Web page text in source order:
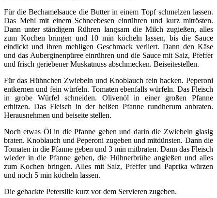
Für die Bechamelsauce die Butter in einem Topf schmelzen lassen.
Das Mehl mit einem Schneebesen einrühren und kurz mitrösten.
Dann unter ständigem Rühren langsam die Milch zugießen, alles
zum Kochen bringen und 10 min köcheln lassen, bis die Sauce
eindickt und ihren mehligen Geschmack verliert. Dann den Käse
und das Auberginenpüree einrühren und die Sauce mit Salz, Pfeffer
und frisch geriebener Muskatnuss abschmecken. Beiseitestellen.
Für das Hühnchen Zwiebeln und Knoblauch fein hacken. Peperoni
entkernen und fein würfeln. Tomaten ebenfalls würfeln. Das Fleisch
in grobe Würfel schneiden. Olivenöl in einer großen Pfanne
erhitzen. Das Fleisch in der heißen Pfanne rundherum anbraten.
Herausnehmen und beiseite stellen.
Noch etwas Öl in die Pfanne geben und darin die Zwiebeln glasig
braten. Knoblauch und Peperoni zugeben und mitdünsten. Dann die
Tomaten in die Pfanne geben und 3 min mitbraten. Dann das Fleisch
wieder in die Pfanne geben, die Hühnerbrühe angießen und alles
zum Kochen bringen. Alles mit Salz, Pfeffer und Paprika würzen
und noch 5 min köcheln lassen.
Die gehackte Petersilie kurz vor dem Servieren zugeben.